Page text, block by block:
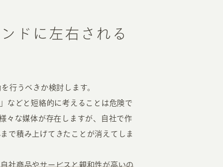
ドに左右される
行うべきか検討します。
などと短絡的に考えることは危険で
々な媒体が存在しますが、自社で作
で積み上げてきたことが消えてしま
社商品やサービスと親和性が高いの